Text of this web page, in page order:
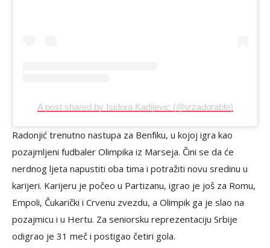
A post shared by Isidora Kadijevic (@izzadorable)
Radonjić trenutno nastupa za Benfiku, u kojoj igra kao
pozajmljeni fudbaler Olimpika iz Marseja. Čini se da će
nerdnog ljeta napustiti oba tima i potražiti novu sredinu u
karijeri. Karijeru je počeo u Partizanu, igrao je još za Romu,
Empoli, Čukarički i Crvenu zvezdu, a Olimpik ga je slao na
pozajmicu i u Hertu. Za seniorsku reprezentaciju Srbije
odigrao je 31 meč i postigao četiri gola.